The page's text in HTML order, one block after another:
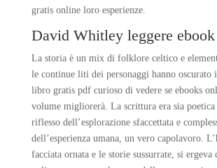
gratis online loro esperienze.
David Whitley leggere ebook
La storia è un mix di folklore celtico e
le continue liti dei personaggi hanno oscurato
libro gratis pdf curioso di vedere se ebooks
volume migliorerà. La scrittura era sia poetica
riflesso dell’esplorazione sfaccettata e
dell’esperienza umana, un vero capolavoro.
facciata ornata e le storie sussurrate, si ergeva